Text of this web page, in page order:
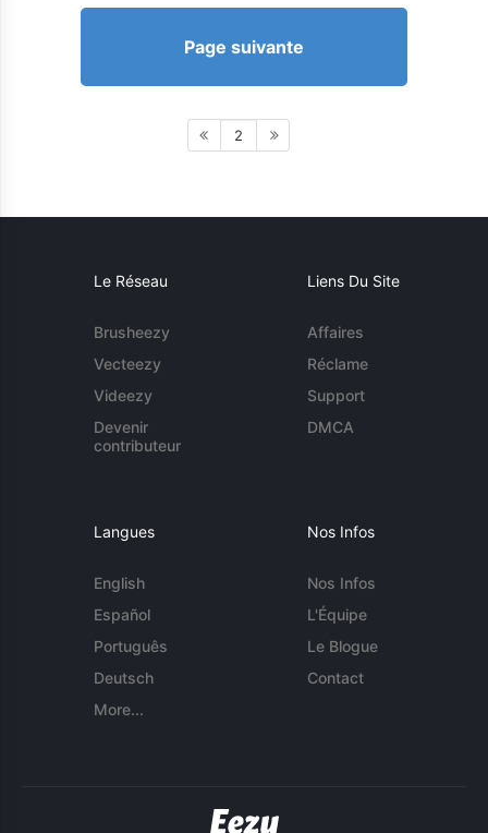
Page suivante
2
Le Réseau
Brusheezy
Vecteezy
Videezy
Devenir
contributeur
Liens Du Site
Affaires
Réclame
Support
DMCA
Langues
English
Español
Português
Deutsch
More...
Nos Infos
Nos Infos
L'Équipe
Le Blogue
Contact